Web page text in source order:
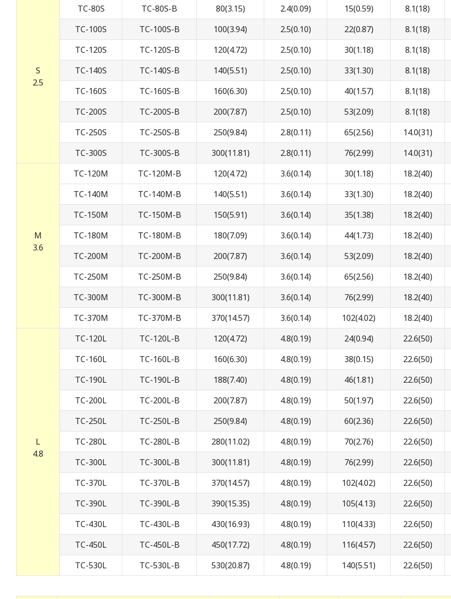
S
2.5
TC-80S TC-80S-B 80(3.15) 2.4(0.09) 15(0.59)
8.1(18)
TC-100S
TC-100S-B 100(3.94) 2.5(0.10) 22(0.87)
8.1(18)
TC-120S
TC-120S-B 120(4.72) 2.5(0.10) 30(1.18)
8.1(18)
TC-140S
TC-140S-B 140(5.51) 2.5(0.10) 33(1.30)
8.1(18)
TC-160S
TC-160S-B 160(6.30) 2.5(0.10) 40(1.57)
8.1(18)
TC-200S
TC-200S-B 200(7.87) 2.5(0.10) 53(2.09)
8.1(18)
TC-250S
TC-250S-B 250(9.84) 2.8(0.11) 65(2.56)
14.0(31)
TC-300S
TC-300S-B 300(11.81) 2.8(0.11) 76(2.99) 14.0(31)
M
3.6
TC-120M TC-120M-B 120(4.72) 3.6(0.14) 30(1.18)
18.2(40)
TC-140M
TC-140M-B 140(5.51) 3.6(0.14) 33(1.30)
18.2(40)
TC-150M
TC-150M-B 150(5.91) 3.6(0.14) 35(1.38)
18.2(40)
TC-180M
TC-180M-B 180(7.09) 3.6(0.14) 44(1.73)
18.2(40)
TC-200M
TC-200M-B 200(7.87) 3.6(0.14) 53(2.09)
18.2(40)
TC-250M
TC-250M-B 250(9.84) 3.6(0.14) 65(2.56)
18.2(40)
TC-300M
TC-300M-B 300(11.81) 3.6(0.14) 76(2.99)
18.2(40)
TC-370M
TC-370M-B 370(14.57) 3.6(0.14) 102(4.02) 18.2(40)
L
4.8
TC-120L TC-120L-B 120(4.72) 4.8(0.19) 24(0.94)
22.6(50)
TC-160L
TC-160L-B 160(6.30) 4.8(0.19) 38(0.15)
22.6(50)
TC-190L
TC-190L-B 188(7.40) 4.8(0.19) 46(1.81)
22.6(50)
TC-200L
TC-200L-B 200(7.87) 4.8(0.19) 50(1.97)
22.6(50)
TC-250L
TC-250L-B 250(9.84) 4.8(0.19) 60(2.36)
22.6(50)
TC-280L
TC-280L-B 280(11.02) 4.8(0.19) 70(2.76)
22.6(50)
TC-300L
TC-300L-B 300(11.81) 4.8(0.19) 76(2.99)
22.6(50)
TC-370L
TC-370L-B 370(14.57) 4.8(0.19) 102(4.02)
22.6(50)
TC-390L
TC-390L-B 390(15.35) 4.8(0.19) 105(4.13)
22.6(50)
TC-430L
TC-430L-B 430(16.93) 4.8(0.19) 110(4.33)
22.6(50)
TC-450L
TC-450L-B 450(17.72) 4.8(0.19) 116(4.57)
22.6(50)
TC-530L
TC-530L-B 530(20.87) 4.8(0.19) 140(5.51) 22.6(50)